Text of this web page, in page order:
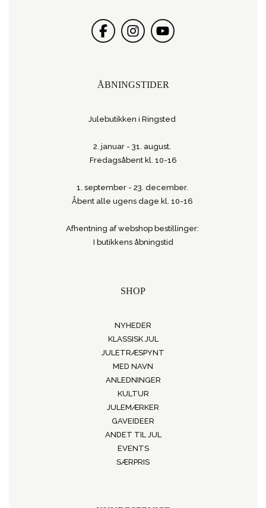
ÅBNINGSTIDER
Julebutikken i Ringsted
2. januar - 31. august.
Fredagsåbent kl. 10-16
1. september - 23. december.
Åbent alle ugens dage kl. 10-16
Afhentning af webshop bestillinger:
I butikkens åbningstid
SHOP
NYHEDER
KLASSISK JUL
JULETRÆSPYNT
MED NAVN
ANLEDNINGER
KULTUR
JULEMÆRKER
GAVEIDEER
ANDET TIL JUL
EVENTS
SÆRPRIS